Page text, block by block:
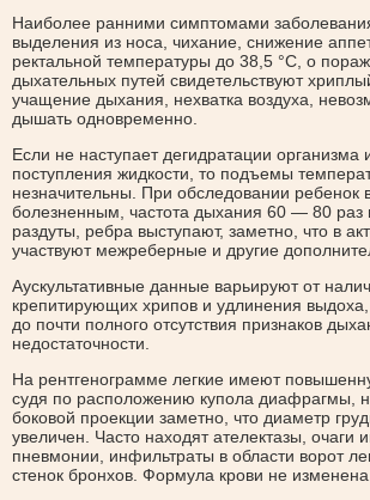
Наиболее ранними симптомами
выделения из носа, чихание, снижение
ректальной температуры до 38,5 °С, о
дыхательных путей свидетельствуют
учащение дыхания, нехватка воздуха,
дышать одновременно.
Если не наступает дегидратации организма
поступления жидкости, то подъемы
незначительны. При обследовании ребенок
болезненным, частота дыхания 60 — 80 раз
раздуты, ребра выступают, заметно, что в
участвуют межреберные и другие
Аускультативные данные варьируют от
крепитирующих хрипов и удлинения
до почти полного отсутствия признаков
недостаточности.
На рентгенограмме легкие имеют
судя по расположению купола диафрагмы,
боковой проекции заметно, что диаметр
увеличен. Часто находят ателектазы, очаги
пневмонии, инфильтраты в области ворот
стенок бронхов. Формула крови не изменена.